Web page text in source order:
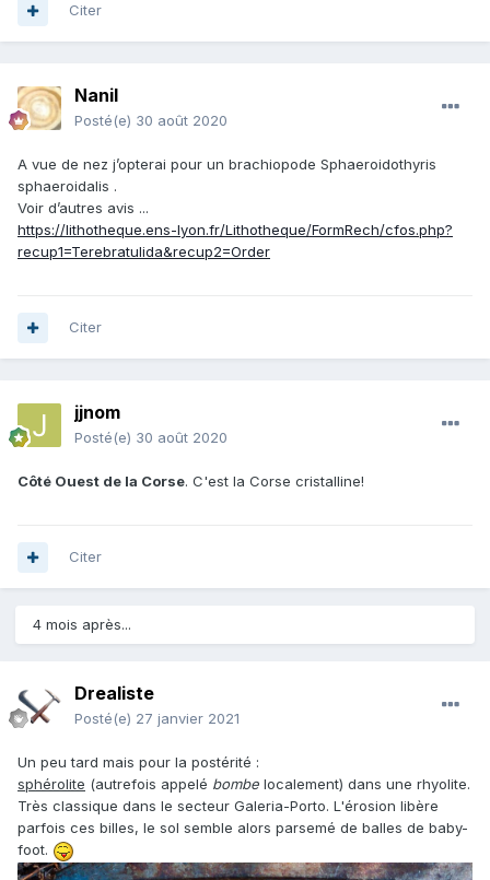
Citer
Nanil
Posté(e) 30 août 2020
A vue de nez j’opterai pour un brachiopode Sphaeroidothyris
sphaeroidalis .
Voir d’autres avis ...
https://lithotheque.ens-lyon.fr/Lithotheque/FormRech/cfos.php?
recup1=Terebratulida&recup2=Order
Citer
jjnom
Posté(e) 30 août 2020
Côté Ouest de la Corse. C'est la Corse cristalline!
Citer
4 mois après...
Drealiste
Posté(e) 27 janvier 2021
Un peu tard mais pour la postérité :
sphérolite (autrefois appelé bombe localement) dans une rhyolite.
Très classique dans le secteur Galeria-Porto. L'érosion libère
parfois ces billes, le sol semble alors parsemé de balles de baby-
foot.